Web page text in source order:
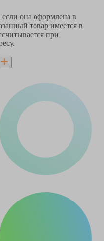
если она оформлена в
товар имеется в
при